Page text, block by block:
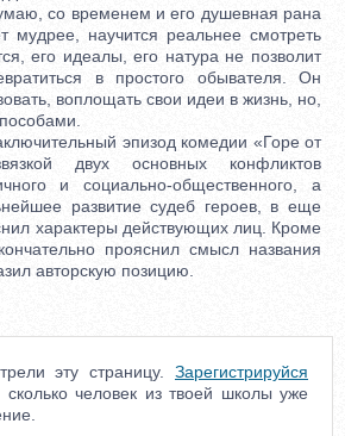
со временем и его душевная рана
мудрее, научится реальнее смотреть
его идеалы, его натура не позволит
в простого обывателя. Он
воплощать свои идеи в жизнь, но,
эпизод комедии «Горе от
двух основных конфликтов
и социально-общественного, а
развитие судеб героев, в еще
характеры действующих лиц. Кроме
прояснил смысл названия
авторскую позицию.
эту страницу. Зарегистрируйся
сколько человек из твоей школы уже